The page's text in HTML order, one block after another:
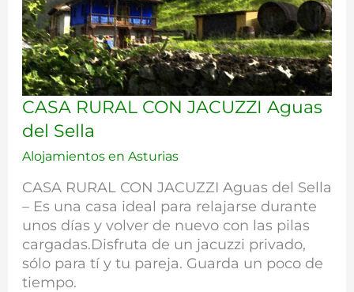
CASA RURAL CON JACUZZI Aguas
del Sella
Alojamientos en Asturias
CASA RURAL CON JACUZZI Aguas del Sella
– Es una casa ideal para relajarse durante
unos días y volver de nuevo con las pilas
cargadas.Disfruta de un jacuzzi privado,
sólo para tí y tu pareja. Guarda un poco de
tiempo.
CASA
RURAL
CON
JACUZZI
del
Sella